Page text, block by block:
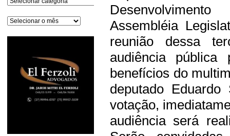
Arquivos
Assembléia
reunião dessa
audiência
benefícios do
deputado
votação,
audiência será